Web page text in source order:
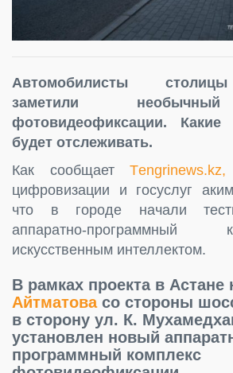
Автомобилисты
заметили
фотовидеофиксации.
будет отслеживать.
Как сообщает Тengrinews.kz,
цифровизации и госуслуг
что в городе начали
аппаратно-
искусственным интеллектом.
В рамках проекта в Астане
Айтматовасо стороны
в сторону ул. К.
установлен новый
программный комплекс